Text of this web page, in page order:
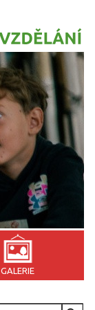
GALERIE